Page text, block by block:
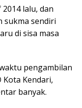
lalu, dan
sukma sendiri
di sisa masa
pengambilan
Kota Kendari,
banyak.